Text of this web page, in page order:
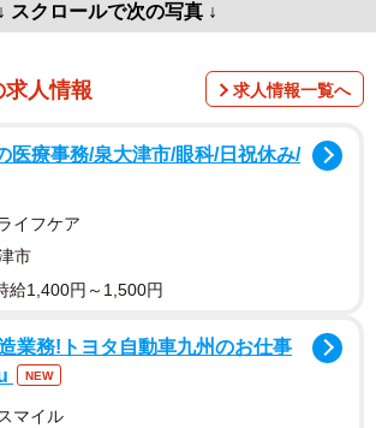
↓ スクロールで次の写真 ↓
求人情報 求人情報一覧へ
医療事務/泉大津市/眼科/日祝休み/
イフケア
市
給1,400円～1,500円
業務!トヨタ自動車九州のお仕事
NEW
マイル